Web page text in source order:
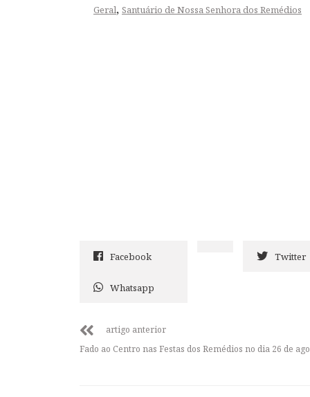
Geral, Santuário de Nossa Senhora dos Remédios
Facebook Twitter
Whatsapp
artigo anterior
Fado ao Centro nas Festas dos Remédios no dia 26 de